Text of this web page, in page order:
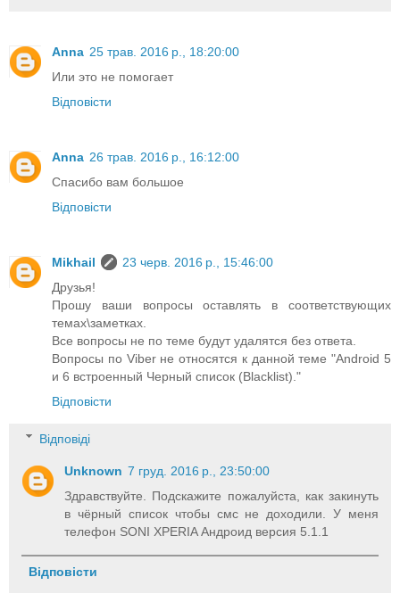
Anna 25 трав. 2016 р., 18:20:00
Или это не помогает
Відповісти
Anna 26 трав. 2016 р., 16:12:00
Спасибо вам большое
Відповісти
Mikhail
23 черв. 2016 р., 15:46:00
Друзья!
Прошу ваши вопросы оставлять в соответствующих
темах\заметках.
Все вопросы не по теме будут удалятся без ответа.
Вопросы по Viber не относятся к данной теме "Android 5
и 6 встроенный Черный список (Blacklist)."
Відповісти
Відповіді
Unknown 7 груд. 2016 р., 23:50:00
Здравствуйте. Подскажите пожалуйста, как закинуть
в чёрный список чтобы смс не доходили. У меня
телефон SONI XPERIA Андроид версия 5.1.1
Відповісти